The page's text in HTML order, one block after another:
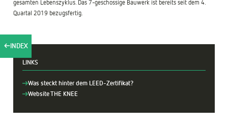
gesamten Lebenszyklus. Das 7-geschossige Bauwerk ist bereits seit dem 4.
Quartal 2019 bezugsfertig.
LINKS
Was steckt hinter dem LEED-Zertifikat?
Website THE KNEE
INDEX